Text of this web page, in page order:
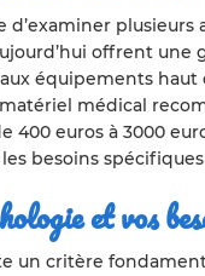
offrent une
équipements
médical
euros à 3000
besoins
et vos
un critère